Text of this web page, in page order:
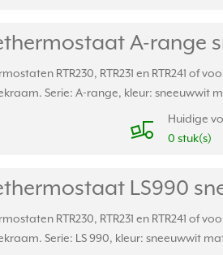
A-range
RTR230, RTR231 en RTR241 of
Serie: A-range, kleur: sneeuwwit
Huidige
0 stuk(s)
LS990
RTR230, RTR231 en RTR241 of
Serie: LS 990, kleur: sneeuwwit